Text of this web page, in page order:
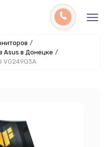
/
Asus в Донецке /
VG249Q3A